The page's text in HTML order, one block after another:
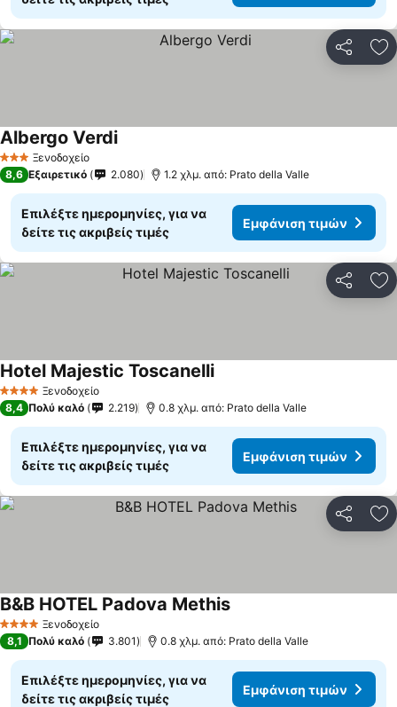
3 ΑστέριαΞενοδοχείο
Albergo Verdi
8,6 Εξαιρετικό 2.080 1.2 χλμ. από: Prato della Valle
Επιλέξτε ημερομηνίες, για να
δείτε τις ακριβείς τιμές
Εμφάνιση τιμών
4 ΑστέριαΞενοδοχείο
Hotel Majestic Toscanelli
8,4 Πολύ καλό 2.219 0.8 χλμ. από: Prato della Valle
Επιλέξτε ημερομηνίες, για να
δείτε τις ακριβείς τιμές
Εμφάνιση τιμών
4 ΑστέριαΞενοδοχείο
B&B HOTEL Padova Methis
8,1 Πολύ καλό 3.801 0.8 χλμ. από: Prato della Valle
Επιλέξτε ημερομηνίες, για να
δείτε τις ακριβείς τιμές
Εμφάνιση τιμών